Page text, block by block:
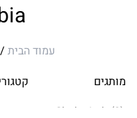
Columbia
מותגים / Columbia